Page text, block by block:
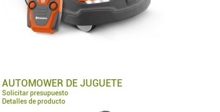
AUTOMOWER DE JUGUETE
Solicitar presupuesto
Detalles de producto